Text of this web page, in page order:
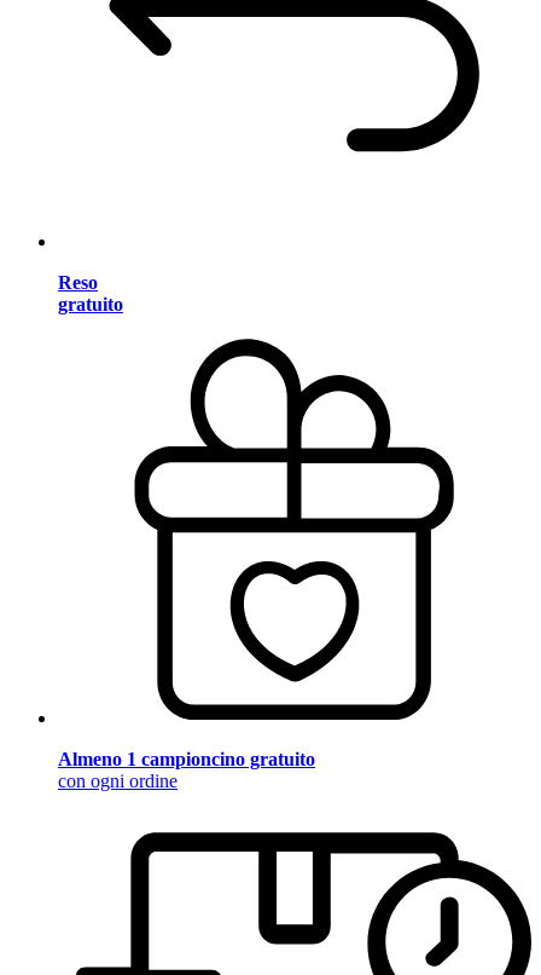
Reso
gratuito
Almeno 1 campioncino gratuito
con ogni ordine